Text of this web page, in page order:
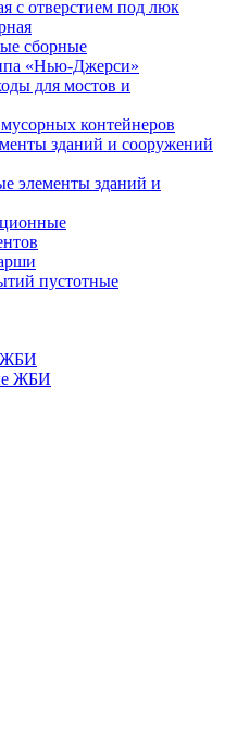
с отверстием под люк
сборные
«Нью-Джерси»
для мостов и
контейнеров
зданий и сооружений
элементы зданий и
пустотные
ЖБИ
ЖБИ